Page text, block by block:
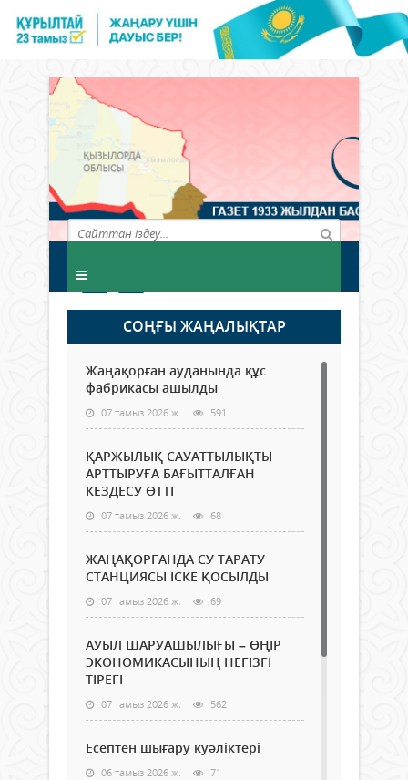
СОҢҒЫ ЖАҢАЛЫҚТАР
Жаңақорған ауданында құс
фабрикасы ашылды
07 тамыз 2026 ж. 591
ҚАРЖЫЛЫҚ САУАТТЫЛЫҚТЫ
АРТТЫРУҒА БАҒЫТТАЛҒАН
КЕЗДЕСУ ӨТТІ
07 тамыз 2026 ж. 68
ЖАҢАҚОРҒАНДА СУ ТАРАТУ
СТАНЦИЯСЫ ІСКЕ ҚОСЫЛДЫ
07 тамыз 2026 ж. 69
АУЫЛ ШАРУАШЫЛЫҒЫ – ӨҢІР
ЭКОНОМИКАСЫНЫҢ НЕГІЗГІ
ТІРЕГІ
07 тамыз 2026 ж. 562
Есептен шығару куәліктері
06 тамыз 2026 ж. 71